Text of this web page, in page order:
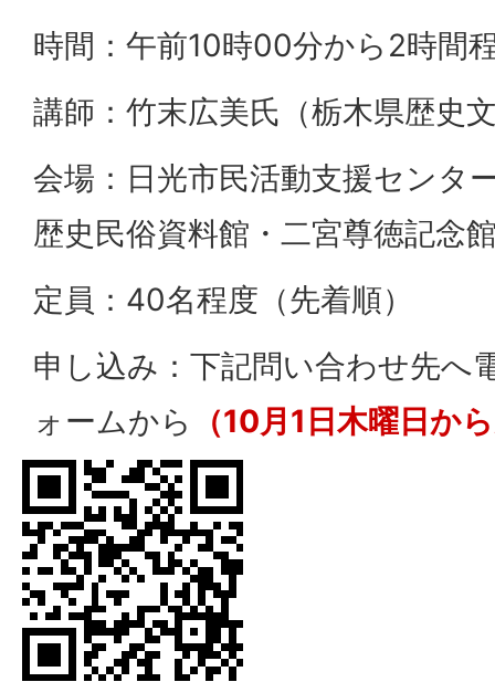
時間：午前10時00分から2時間
講師：竹末広美氏（栃木県歴史
会場：日光市民活動支援センタ
歴史民俗資料館・二宮尊徳記念
定員：40名程度（先着順）
申し込み：下記問い合わせ先へ
ォームから
（10月1日木曜日か